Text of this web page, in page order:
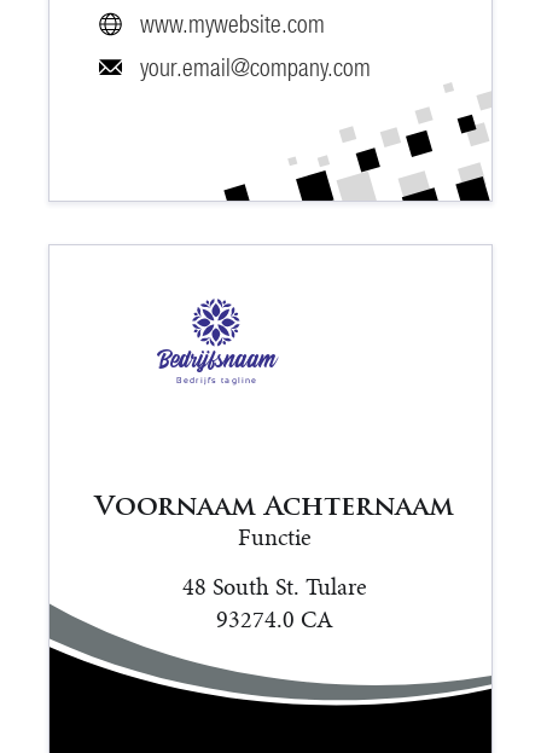
your.email@company.com
www.mywebsite.com
Bedrijfsnaam
Bedrijfs tagline
Functie
48 South St. Tulare
93274.0 CA
Voornaam Achternaam